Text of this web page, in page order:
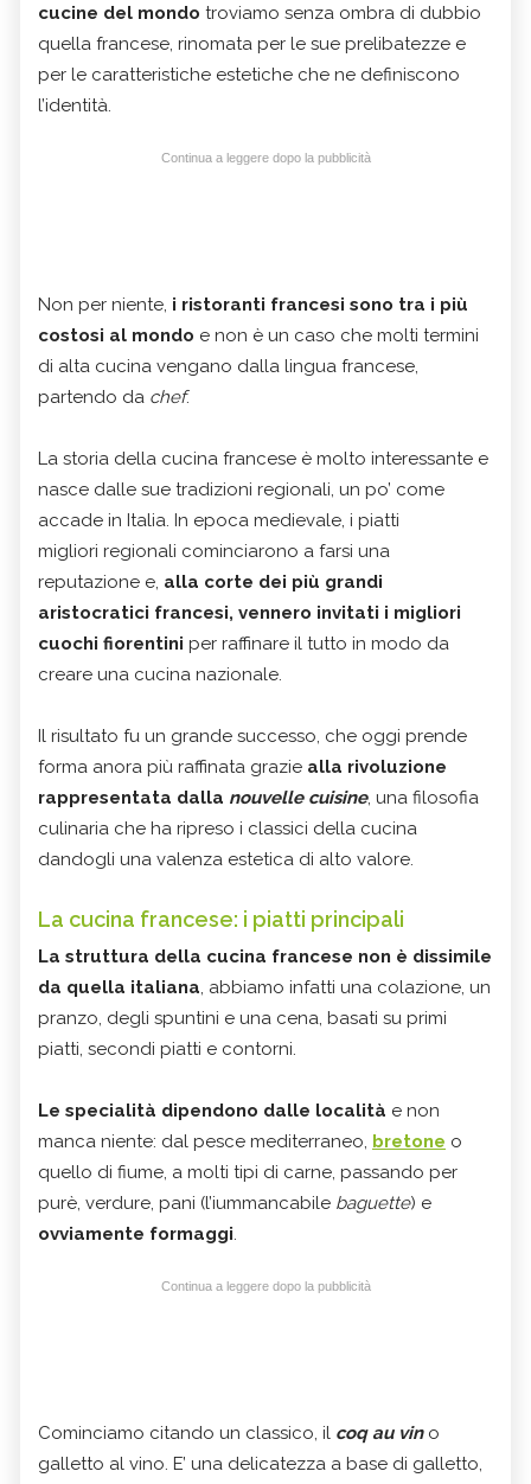
cucine del mondo troviamo senza ombra di dubbio
quella francese, rinomata per le sue prelibatezze e
per le caratteristiche estetiche che ne definiscono
l’identità.
Continua a leggere dopo la pubblicità
Non per niente, i ristoranti francesi sono tra i più
costosi al mondo e non è un caso che molti termini
di alta cucina vengano dalla lingua francese,
partendo da chef.
La storia della cucina francese è molto interessante e
nasce dalle sue tradizioni regionali, un po’ come
accade in Italia. In epoca medievale, i piatti
migliori regionali cominciarono a farsi una
reputazione e, alla corte dei più grandi
aristocratici francesi, vennero invitati i migliori
cuochi fiorentini per raffinare il tutto in modo da
creare una cucina nazionale.
Il risultato fu un grande successo, che oggi prende
forma anora più raffinata grazie alla rivoluzione
rappresentata dalla nouvelle cuisine, una filosofia
culinaria che ha ripreso i classici della cucina
dandogli una valenza estetica di alto valore.
La cucina francese: i piatti principali
La struttura della cucina francese non è dissimile
da quella italiana , abbiamo infatti una colazione, un
pranzo, degli spuntini e una cena, basati su primi
piatti, secondi piatti e contorni.
Le specialità dipendono dalle località e non
manca niente: dal pesce mediterraneo, bretone o
quello di fiume, a molti tipi di carne, passando per
purè, verdure, pani (l’iummancabile baguette) e
ovviamente formaggi
Continua a leggere dopo la pubblicità
Cominciamo citando un classico, il coq au vino
galletto al vino. E’ una delicatezza a base di galletto,